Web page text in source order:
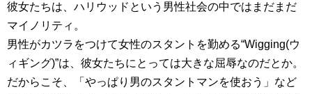
彼女たちは、ハリウッドという男性社会の中ではまだまだ
マイノリティ。
男性がカツラをつけて女性のスタントを勤める“Wigging(ウ
ィギング)”は、彼女たちにとっては大きな屈辱なのだとか。
だからこそ、「やっぱり男のスタントマンを使おう」など